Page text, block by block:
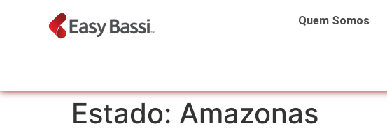
Quem Somos
Estado: Amazonas